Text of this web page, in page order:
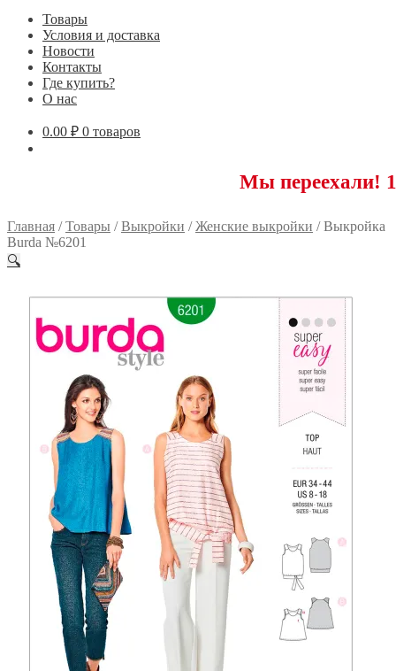
Товары
Условия и доставка
Новости
Контакты
Где купить?
О нас
0.00 ₽ 0 товаров
Мы переехали! 117593
Главная /Товары /Выкройки /Женские выкройки /Выкройка
Burda №6201
🔍